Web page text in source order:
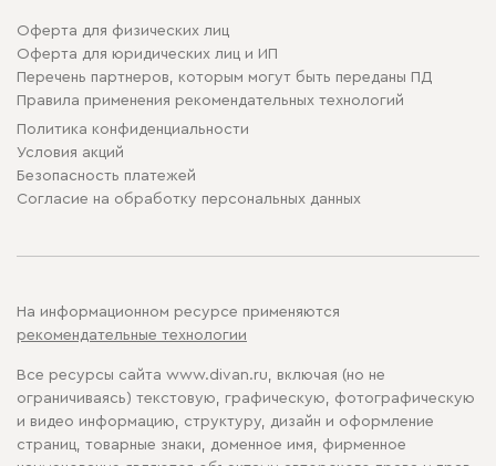
Оферта для физических лиц
Оферта для юридических лиц и ИП
Перечень партнеров, которым могут быть переданы ПД
Правила применения рекомендательных технологий
Политика конфиденциальности
Условия акций
Безопасность платежей
Cогласие на обработку персональных данных
На информационном ресурсе применяются
рекомендательные технологии
Все ресурсы сайта www.divan.ru, включая (но не
ограничиваясь) текстовую, графическую, фотографическую
и видео информацию, структуру, дизайн и оформление
страниц, товарные знаки, доменное имя, фирменное